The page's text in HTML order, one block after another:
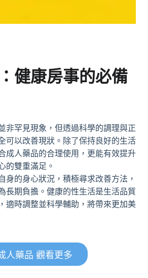
健康房事的必備
非罕見現象，但透過科學的調理與正
可以改善現狀。除了保持良好的生活
成人藥品的合理使用，更能有效提升
的雙重滿足。
身的身心狀況，積極尋求改善方法，
長期負擔。健康的性生活是生活品質
適時調整並科學輔助，將帶來更加美
人藥品 觀看更多